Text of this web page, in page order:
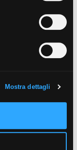
Mostra dettagli